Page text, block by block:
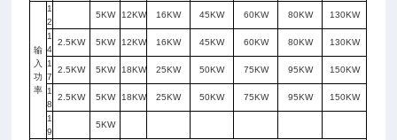
输
入
功
率
1
2
5KW 12KW 16KW 45KW 60KW 80KW 130KW
1
4
2.5KW 5KW 12KW 16KW 45KW 60KW 80KW 130KW
1
7
2.5KW 5KW 18KW 25KW 50KW 75KW 95KW 150KW
1
8
2.5KW 5KW 18KW 25KW 50KW 75KW 95KW 150KW
1
9
5KW